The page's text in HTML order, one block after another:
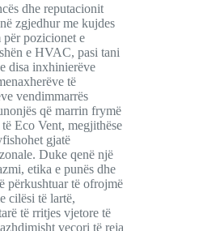
dhe reputacionit
zgjedhur me kujdes
për pozicionet e
e HVAC, pasi tani
disa inxhinierëve
të
vendimmarrës
që marrin frymë
Eco Vent, megjithëse
gjatë
Duke qenë një
etika e punës dhe
përkushtuar të ofrojmë
cilësi të lartë,
të rritjes vjetore të
veçori të reja